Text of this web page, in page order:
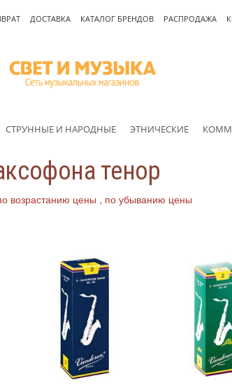
ДОСТАВКА КАТАЛОГ БРЕНДОВ РАСПРОДАЖА
СТРУННЫЕ И НАРОДНЫЕ ЭТНИЧЕСКИЕ
тенор
возрастанию цены по убыванию цены